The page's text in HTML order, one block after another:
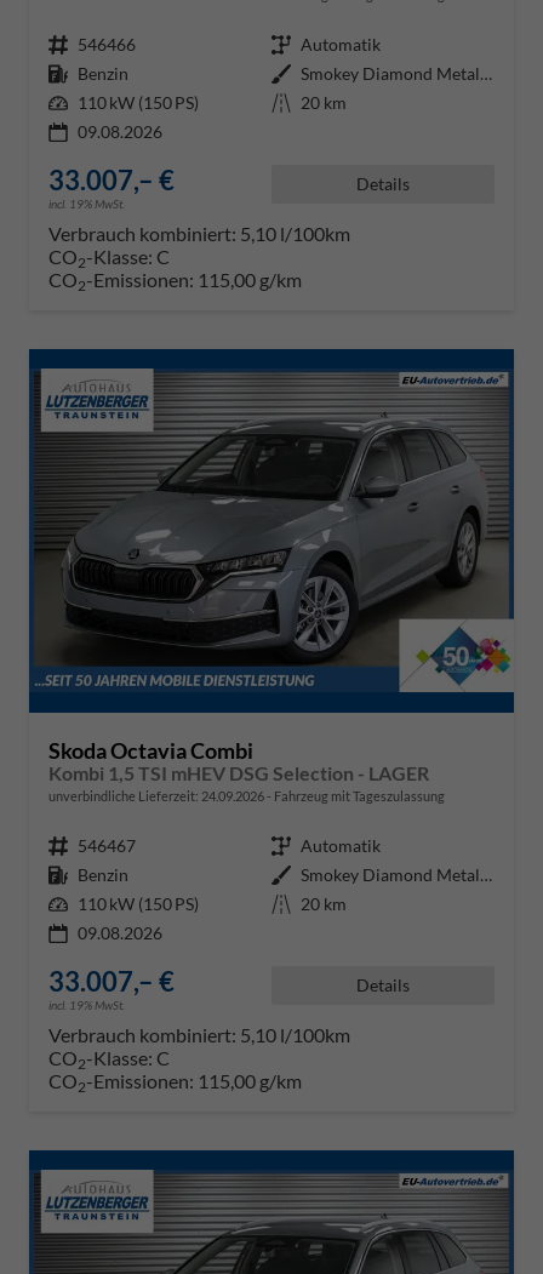
Fahrzeugnr. 546466 Getriebe Automatik
Kraftstoff Benzin Außenfarbe
Smokey Diamond Metallic ()
Leistung 110 kW (150 PS) Kilometerstand 20 km
09.08.2026
33.007,– €
incl. 19% MwSt.
Details
Verbrauch kombiniert: 5,10 l/100km
CO2-Klasse: C
CO2-Emissionen: 115,00 g/km
Skoda Octavia Combi
Kombi 1,5 TSI mHEV DSG Selection - LAGER
unverbindliche Lieferzeit: 24.09.2026 Fahrzeug mit Tageszulassung
Fahrzeugnr. 546467 Getriebe Automatik
Kraftstoff Benzin Außenfarbe
Smokey Diamond Metallic ()
Leistung 110 kW (150 PS) Kilometerstand 20 km
09.08.2026
33.007,– €
incl. 19% MwSt.
Details
Verbrauch kombiniert: 5,10 l/100km
CO2-Klasse: C
CO2-Emissionen: 115,00 g/km